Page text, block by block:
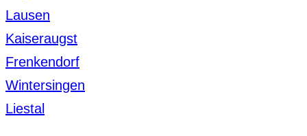
Lausen
Kaiseraugst
Frenkendorf
Wintersingen
Liestal